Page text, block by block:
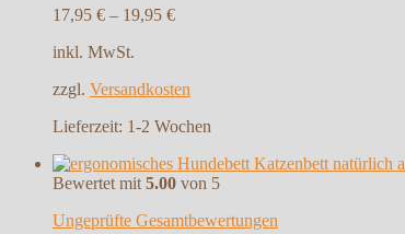
17,95 € – 19,95 €
inkl. MwSt.
zzgl. Versandkosten
Lieferzeit: 1-2 Wochen
Bewertet mit5.00 von 5
Ungeprüfte Gesamtbewertungen